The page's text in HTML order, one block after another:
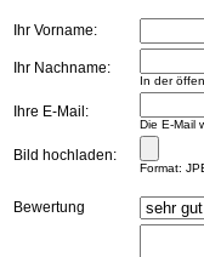
Ihr Vorname:
Ihr Nachname:
In der
Ihre E-Mail:
Die E-Mail
Bild hochladen:
Format:
Bewertung